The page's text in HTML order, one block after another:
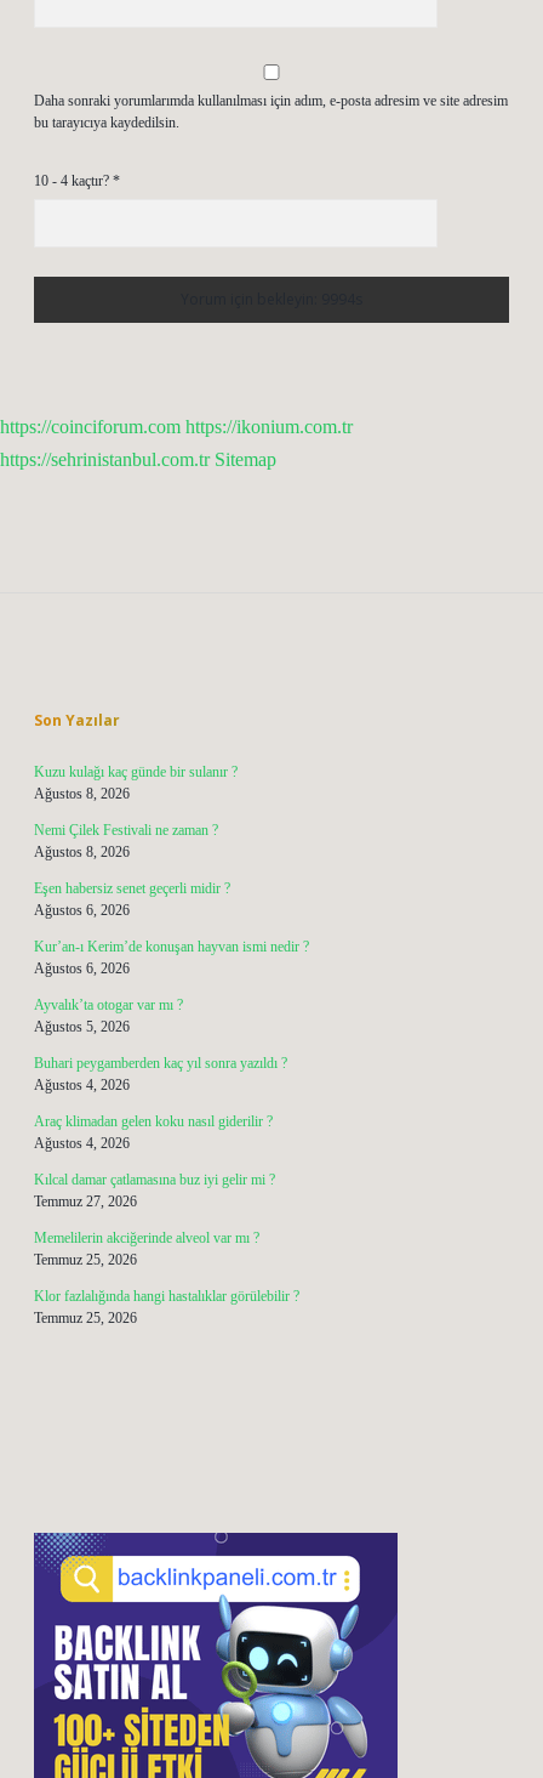
Daha sonraki yorumlarımda kullanılması için adım, e-posta adresim ve site adresim
bu tarayıcıya kaydedilsin.
10 - 4 kaçtır? *
https://coinciforum.com https://ikonium.com.tr
https://sehrinistanbul.com.tr Sitemap
Son Yazılar
Kuzu kulağı kaç günde bir sulanır ?
Ağustos 8, 2026
Nemi Çilek Festivali ne zaman ?
Ağustos 8, 2026
Eşen habersiz senet geçerli midir ?
Ağustos 6, 2026
Kur’an-ı Kerim’de konuşan hayvan ismi nedir ?
Ağustos 6, 2026
Ayvalık’ta otogar var mı ?
Ağustos 5, 2026
Buhari peygamberden kaç yıl sonra yazıldı ?
Ağustos 4, 2026
Araç klimadan gelen koku nasıl giderilir ?
Ağustos 4, 2026
Kılcal damar çatlamasına buz iyi gelir mi ?
Temmuz 27, 2026
Memelilerin akciğerinde alveol var mı ?
Temmuz 25, 2026
Klor fazlalığında hangi hastalıklar görülebilir ?
Temmuz 25, 2026